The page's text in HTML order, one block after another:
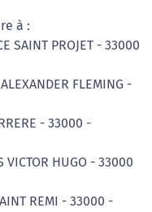
à :
SAINT PROJET - 33000
FLEMING -
- 33000 -
HUGO - 33000
REMI - 33000 -